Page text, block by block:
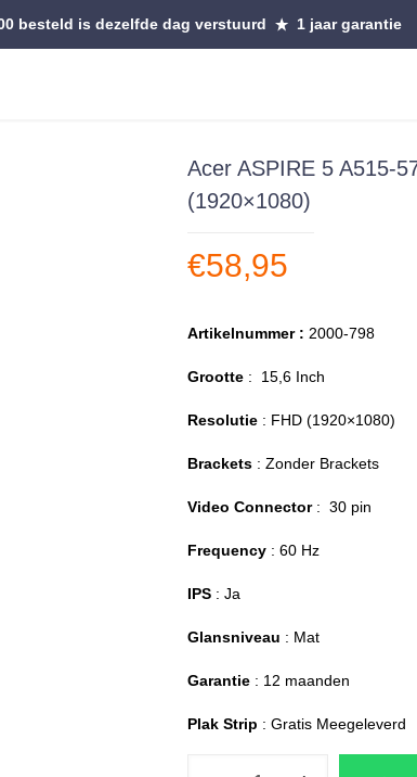
besteld is dezelfde dag verstuurd 1 jaar garantie
Acer ASPIRE 5 A515-
(1920×1080)
€58,95
Artikelnummer : 2000-798
Grootte : 15,6 Inch
Resolutie : FHD (1920×1080)
Brackets : Zonder Brackets
Video Connector: 30 pin
Frequency : 60 Hz
IPS : Ja
Glansniveau : Mat
Garantie : 12 maanden
Plak Strip : Gratis Meegeleverd